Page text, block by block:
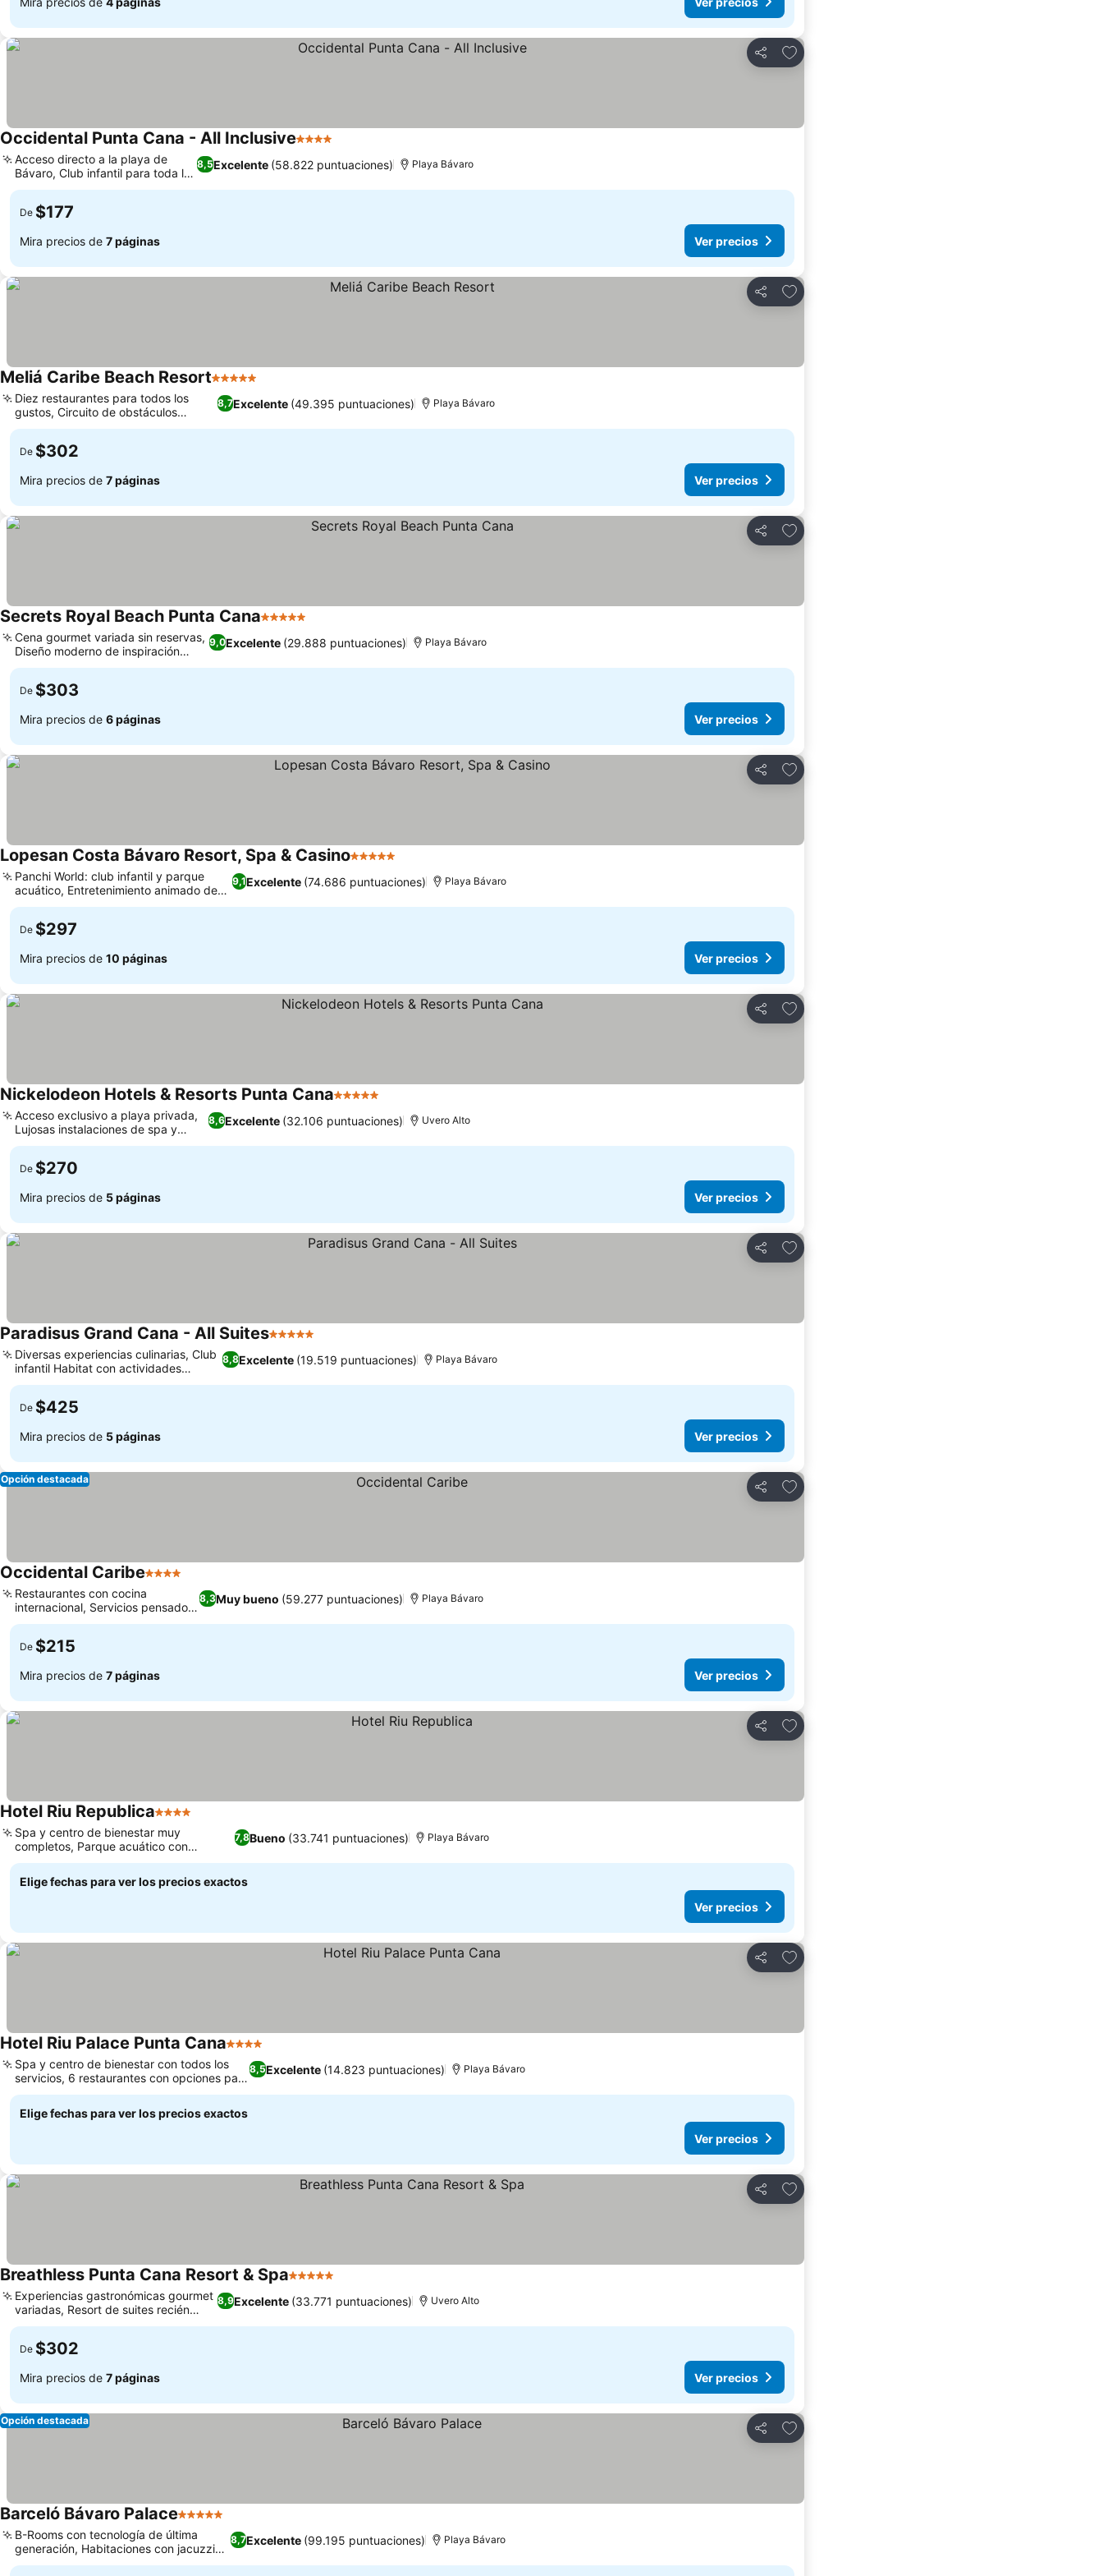
Compartir
Agregar a favoritos
Occidental Punta Cana - All Inclusive4 Estrellas
8,5Excelente (58.822 puntuaciones)
Acceso directo a la playa de
Bávaro, Club infantil para toda la
familia
Playa Bávaro
De $177
Mira precios de 7 páginas Ver precios
Compartir
Agregar a favoritos
Meliá Caribe Beach Resort5 Estrellas
8,7Excelente (49.395 puntuaciones)
Diez restaurantes para todos los
gustos, Circuito de obstáculos
inflable en el mar
Playa Bávaro
De $302
Mira precios de 7 páginas Ver precios
Compartir
Agregar a favoritos
Secrets Royal Beach Punta Cana5 Estrellas
9,0Excelente (29.888 puntuaciones)
Cena gourmet variada sin reservas,
Diseño moderno de inspiración
caribeña
Playa Bávaro
De $303
Mira precios de 6 páginas Ver precios
Compartir
Agregar a favoritos
Lopesan Costa Bávaro Resort, Spa & Casino5 Estrellas
9,1Excelente (74.686 puntuaciones)
Panchi World: club infantil y parque
acuático, Entretenimiento animado de
día y de noche
Playa Bávaro
De $297
Mira precios de 10 páginas Ver precios
Compartir
Agregar a favoritos
Nickelodeon Hotels & Resorts Punta Cana5 Estrellas
8,6Excelente (32.106 puntuaciones)
Acceso exclusivo a playa privada,
Lujosas instalaciones de spa y
bienestar
Uvero Alto
De $270
Mira precios de 5 páginas Ver precios
Compartir
Agregar a favoritos
Paradisus Grand Cana - All Suites5 Estrellas
8,8Excelente (19.519 puntuaciones)
Diversas experiencias culinarias, Club
infantil Habitat con actividades
supervisadas
Playa Bávaro
De $425
Mira precios de 5 páginas Ver precios
Compartir
Agregar a favoritos
Opción destacada
Occidental Caribe4 Estrellas
8,3Muy bueno (59.277 puntuaciones)
Restaurantes con cocina
internacional, Servicios pensados
para familias
Playa Bávaro
De $215
Mira precios de 7 páginas Ver precios
Compartir
Agregar a favoritos
Hotel Riu Republica4 Estrellas
7,8Bueno (33.741 puntuaciones)
Spa y centro de bienestar muy
completos, Parque acuático con
toboganes en el hotel
Playa Bávaro
Elige fechas para ver los precios exactos
Ver precios
Compartir
Agregar a favoritos
Hotel Riu Palace Punta Cana4 Estrellas
8,5Excelente (14.823 puntuaciones)
Spa y centro de bienestar con todos los
servicios, 6 restaurantes con opciones para
todos los gustos
Playa Bávaro
Elige fechas para ver los precios exactos
Ver precios
Compartir
Agregar a favoritos
Breathless Punta Cana Resort & Spa5 Estrellas
8,9Excelente (33.771 puntuaciones)
Experiencias gastronómicas gourmet
variadas, Resort de suites recién
renovado
Uvero Alto
De $302
Mira precios de 7 páginas Ver precios
Compartir
Agregar a favoritos
Opción destacada
Barceló Bávaro Palace5 Estrellas
8,7Excelente (99.195 puntuaciones)
B-Rooms con tecnología de última
generación, Habitaciones con jacuzzi
privado y vistas
Playa Bávaro